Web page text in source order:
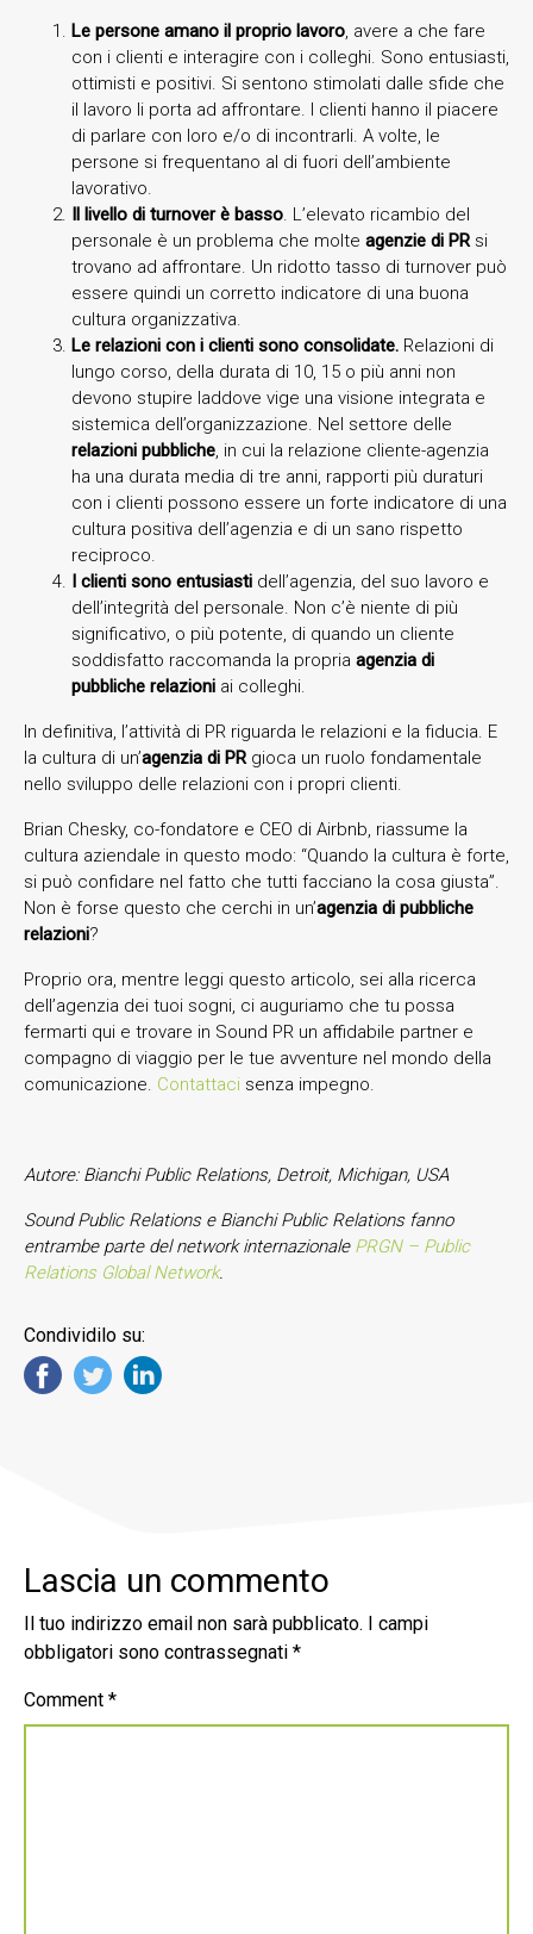
Le persone amano il proprio lavoro, avere a che fare
con i clienti e interagire con i colleghi. Sono entusiasti,
ottimisti e positivi. Si sentono stimolati dalle sfide che
il lavoro li porta ad affrontare. I clienti hanno il piacere
di parlare con loro e/o di incontrarli. A volte, le
persone si frequentano al di fuori dell’ambiente
lavorativo.
Il livello di turnover è basso. L’elevato ricambio del
personale è un problema che molte agenzie di PRsi
trovano ad affrontare. Un ridotto tasso di turnover può
essere quindi un corretto indicatore di una buona
cultura organizzativa.
Le relazioni con i clienti sono consolidate. Relazioni di
lungo corso, della durata di 10, 15 o più anni non
devono stupire laddove vige una visione integrata e
sistemica dell’organizzazione. Nel settore delle
relazioni pubbliche, in cui la relazione cliente-agenzia
ha una durata media di tre anni, rapporti più duraturi
con i clienti possono essere un forte indicatore di una
cultura positiva dell’agenzia e di un sano rispetto
reciproco.
I clienti sono entusiasti dell’agenzia, del suo lavoro e
dell’integrità del personale. Non c’è niente di più
significativo, o più potente, di quando un cliente
soddisfatto raccomanda la propria agenzia di
pubbliche relazioni ai colleghi.
In definitiva, l’attività di PR riguarda le relazioni e la fiducia. E
la cultura di un’agenzia di PRgioca un ruolo fondamentale
nello sviluppo delle relazioni con i propri clienti.
Brian Chesky, co-fondatore e CEO di Airbnb, riassume la
cultura aziendale in questo modo: “Quando la cultura è forte,
si può confidare nel fatto che tutti facciano la cosa giusta”.
Non è forse questo che cerchi in un’agenzia di pubbliche
relazioni?
Proprio ora, mentre leggi questo articolo, sei alla ricerca
dell’agenzia dei tuoi sogni, ci auguriamo che tu possa
fermarti qui e trovare in Sound PR un affidabile partner e
compagno di viaggio per le tue avventure nel mondo della
comunicazione. Contattaci senza impegno.
Autore: BianchiPublic Relations, Detroit, Michigan, USA
Sound Public Relations e BianchiPublic Relations fanno
entrambe parte del network internazionale PRGN – Public
Relations Global Network.
Condividilo su:
Lascia un commento
Il tuo indirizzo email non sarà pubblicato.
I campi
obbligatori sono contrassegnati *
Comment *